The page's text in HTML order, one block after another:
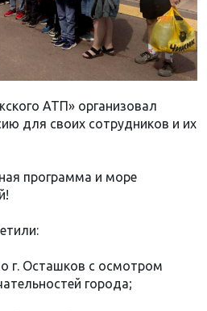
АТП» организовал
для своих сотрудников и их
программа и море
г. Осташков с осмотром
города;